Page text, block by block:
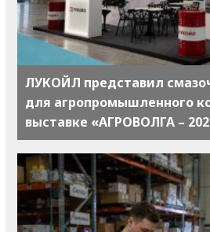
ЛУКОЙЛ представил
для агропромышленного
выставке «АГРОВОЛГА –